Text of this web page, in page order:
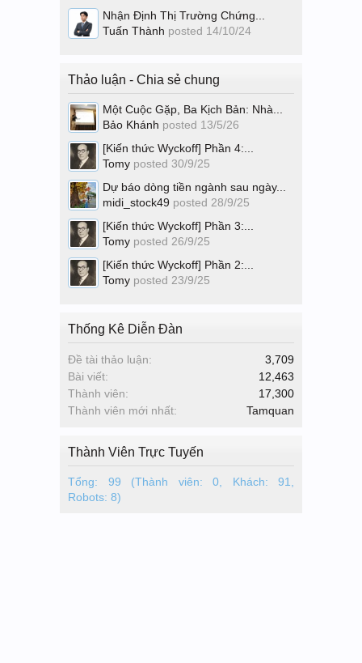
Nhận Định Thị Trường Chứng...
Tuấn Thành posted 14/10/24
Thảo luận - Chia sẻ chung
Một Cuộc Gặp, Ba Kịch Bản: Nhà...
Bảo Khánh posted 13/5/26
[Kiến thức Wyckoff] Phần 4:...
Tomy posted 30/9/25
Dự báo dòng tiền ngành sau ngày...
midi_stock49 posted 28/9/25
[Kiến thức Wyckoff] Phần 3:...
Tomy posted 26/9/25
[Kiến thức Wyckoff] Phần 2:...
Tomy posted 23/9/25
Thống Kê Diễn Đàn
Đề tài thảo luận:
3,709
Bài viết:
12,463
Thành viên:
17,300
Thành viên mới nhất:
Tamquan
Thành Viên Trực Tuyến
Tổng: 99 (Thành viên: 0, Khách: 91,
Robots: 8)